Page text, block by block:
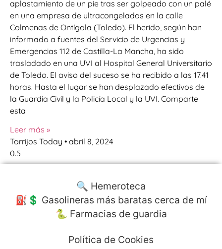
aplastamiento de un pie tras ser golpeado con un palé
en una empresa de ultracongelados en la calle
Colmenas de Ontígola (Toledo). El herido, según han
informado a fuentes del Servicio de Urgencias y
Emergencias 112 de Castilla-La Mancha, ha sido
trasladado en una UVI al Hospital General Universitario
de Toledo. El aviso del suceso se ha recibido a las 17.41
horas. Hasta el lugar se han desplazado efectivos de
la Guardia Civil y la Policía Local y la UVI. Comparte
esta
Leer más »
Torrijos Today
abril 8, 2024
🔍 Hemeroteca
⛽️💲 Gasolineras más baratas cerca de mí
🐍 Farmacias de guardia
Política de Cookies